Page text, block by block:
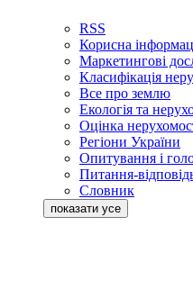
RSS
Корисна
Маркетингові
Класифікація
Все про землю
Екологія та
Оцінка
Регіони України
Опитування і
Питання-
Словник